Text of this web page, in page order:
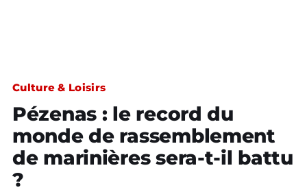
Culture & Loisirs
Pézenas : le record du
monde de rassemblement
de marinières sera-t-il battu
?